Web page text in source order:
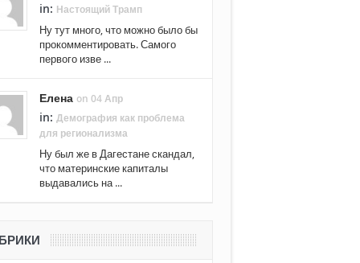
in: Настоящий Трамп
Ну тут много, что можно было бы
прокомментировать. Самого
первого изве ...
Елена on 04 Апр
in: Демография как проблема
для регионализма
Ну был же в Дагестане скандал,
что материнские капиталы
выдавались на ...